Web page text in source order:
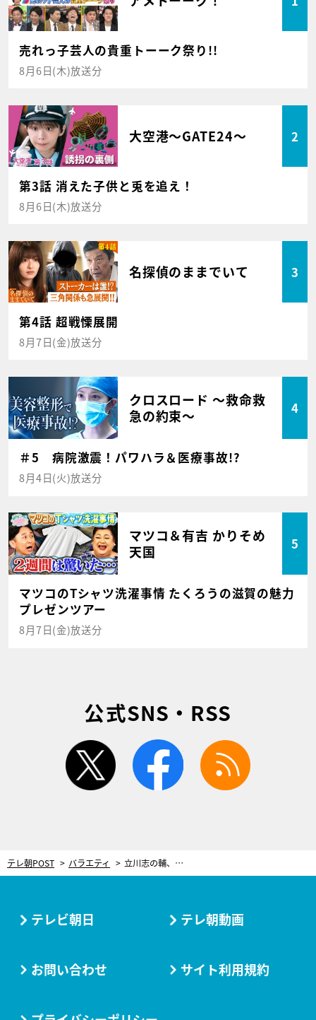
売れっ子芸人の貴重トーーク祭り!!
8月6日(木)放送分
大空港～GATE24～ 2
第3話 消えた子供と兎を追え！
8月6日(木)放送分
名探偵のままでいて 3
第4話 超戦慄展開
8月7日(金)放送分
クロスロード ～救命救
急の約束～
4
＃5 病院激震！パワハラ＆医療事故!?
8月4日(火)放送分
マツコ＆有吉 かりそめ
天国
5
マツコのTシャツ洗濯事情 たくろうの滋賀の魅力
プレゼンツアー
8月7日(金)放送分
公式SNS・RSS
twitter facebook
テレ朝POST バラエティ 立川志の輔、本物を経験させる子育て。32歳息子はいま、日本伝統の“あるもの”を世界へ
テレビ朝日 テレ朝動画
お問い合わせ サイト利用規約